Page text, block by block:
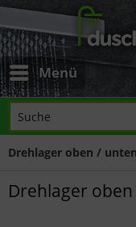
Menü
Drehlager oben / unten
Drehlager